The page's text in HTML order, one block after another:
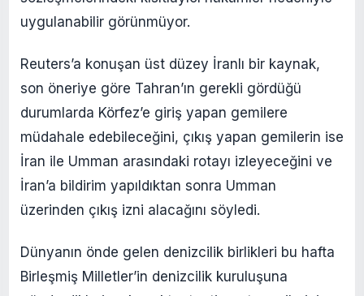
uygulanabilir görünmüyor.
Reuters’a konuşan üst düzey İranlı bir kaynak,
son öneriye göre Tahran’ın gerekli gördüğü
durumlarda Körfez’e giriş yapan gemilere
müdahale edebileceğini, çıkış yapan gemilerin ise
İran ile Umman arasındaki rotayı izleyeceğini ve
İran’a bildirim yapıldıktan sonra Umman
üzerinden çıkış izni alacağını söyledi.
Dünyanın önde gelen denizcilik birlikleri bu hafta
Birleşmiş Milletler’in denizcilik kuruluşuna